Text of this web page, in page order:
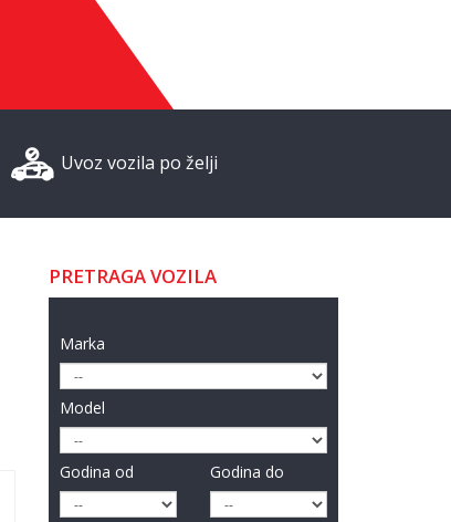
Uvoz vozila po želji
PRETRAGA VOZILA
Marka
Model
Godina od Godina do